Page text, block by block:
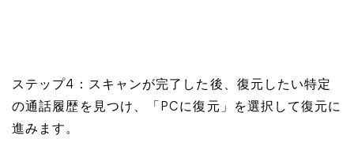
ステップ4：スキャンが完了した後、復元したい特定
の通話履歴を見つけ、「PCに復元」を選択して復元に
進みます。